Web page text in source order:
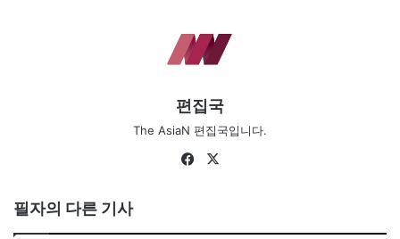
편집국
The AsiaN 편집국입니다.
Fa
필자의 다른 기사